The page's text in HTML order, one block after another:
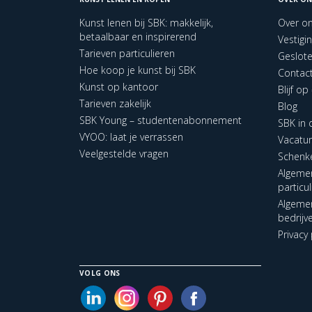
Kunst lenen bij SBK: makkelijk,
betaalbaar en inspirerend
Tarieven particulieren
Hoe koop je kunst bij SBK
Kunst op kantoor
Tarieven zakelijk
SBK Young – studentenabonnement
VYOO: laat je verrassen
Veelgestelde vragen
Over
Blijf op
Blog
SBK in
VOLG ONS